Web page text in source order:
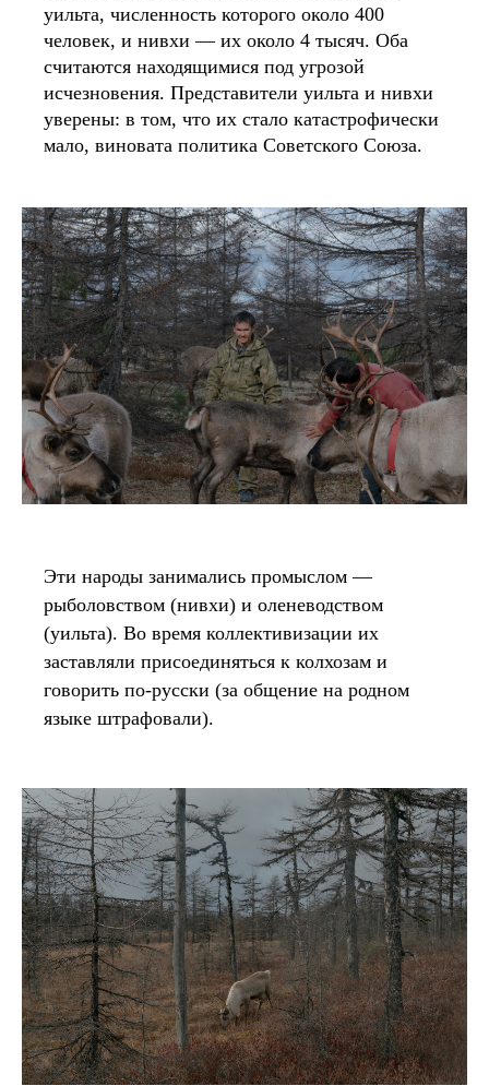
уильта, численность которого около 400
человек, и нивхи — их около 4 тысяч. Оба
считаются находящимися под угрозой
исчезновения. Представители уильта и нивхи
уверены: в том, что их стало катастрофически
мало, виновата политика Советского Союза.
Эти народы занимались промыслом —
рыболовством (нивхи) и оленеводством
(уильта). Во время коллективизации их
заставляли присоединяться к колхозам и
говорить по-русски (за общение на родном
языке штрафовали).